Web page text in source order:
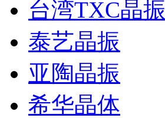
台湾TXC晶振
泰艺晶振
亚陶晶振
希华晶体